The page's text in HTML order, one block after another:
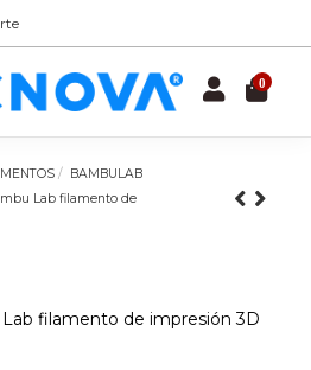
0
BAMBULAB
Lab filamento de